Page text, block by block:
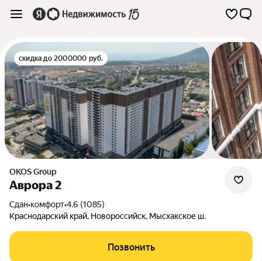
скидка до 2000000 руб.
OKOS Group
Аврора 2
Сдан•комфорт•4.6 (1085)
Краснодарский край, Новороссийск, Мысхакское ш.
Позвонить